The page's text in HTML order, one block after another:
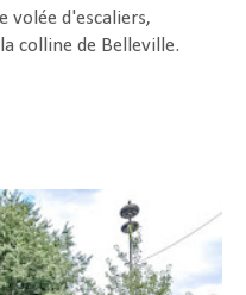
volée d'escaliers,
colline de Belleville.